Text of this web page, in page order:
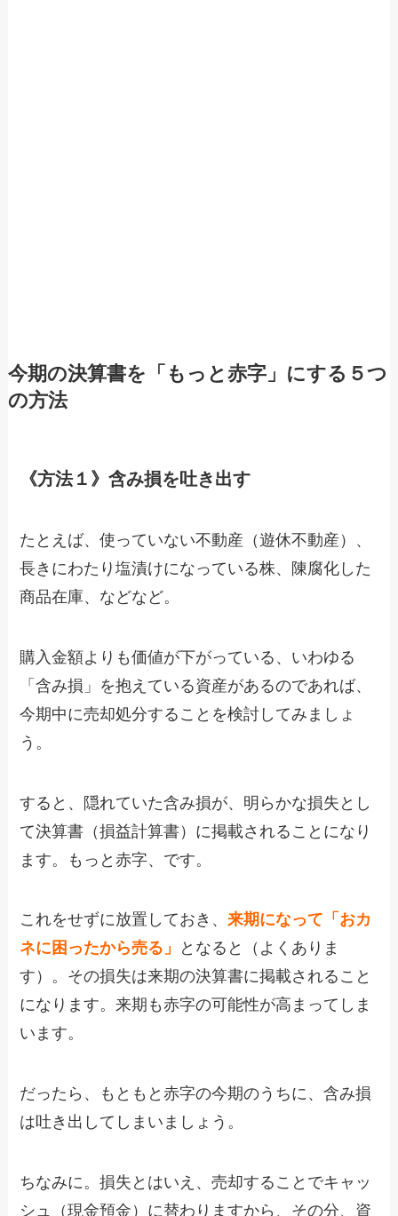
今期の決算書を「もっと赤字」にする５つ
の方法
《方法１》含み損を吐き出す
たとえば、使っていない不動産（遊休不動産）、
長きにわたり塩漬けになっている株、陳腐化した
商品在庫、などなど。
購入金額よりも価値が下がっている、いわゆる
「含み損」を抱えている資産があるのであれば、
今期中に売却処分することを検討してみましょ
う。
すると、隠れていた含み損が、明らかな損失とし
て決算書（損益計算書）に掲載されることになり
ます。もっと赤字、です。
これをせずに放置しておき、来期になって「おカ
ネに困ったから売る」
となると（よくありま
す）。その損失は来期の決算書に掲載されること
になります。来期も赤字の可能性が高まってしま
います。
だったら、もともと赤字の今期のうちに、含み損
は吐き出してしまいましょう。
ちなみに。損失とはいえ、売却することでキャッ
シュ（現金預金）に替わりますから、その分、資